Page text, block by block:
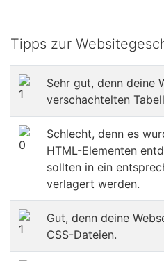
Tipps zur
Sehr gut, denn deine
verschachtelten
Schlecht, denn es
HTML-Elementen
sollten in ein
verlagert werden.
Gut, denn deine
CSS-Dateien.